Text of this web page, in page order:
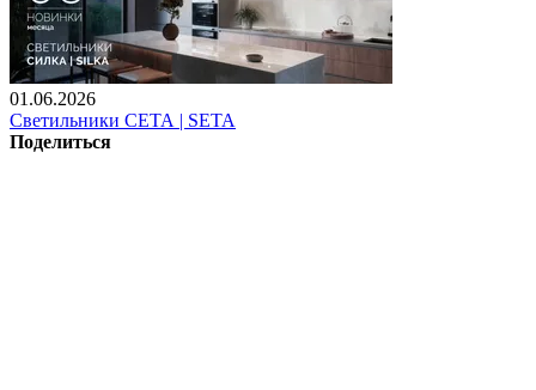
01.06.2026
Светильники СЕТА | SETA
Поделиться